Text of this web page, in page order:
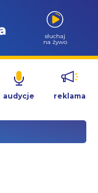
słuchaj
na żywo
audycje reklama